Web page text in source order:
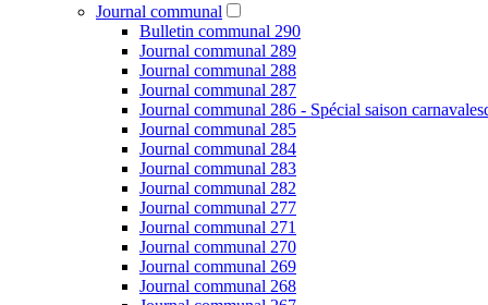
Journal communal
Bulletin communal 290
Journal communal 289
Journal communal 288
Journal communal 287
Journal communal 286 - Spécial saison
Journal communal 285
Journal communal 284
Journal communal 283
Journal communal 282
Journal communal 277
Journal communal 271
Journal communal 270
Journal communal 269
Journal communal 268